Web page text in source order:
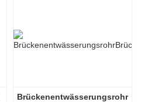
Brückenentwässerungsrohr